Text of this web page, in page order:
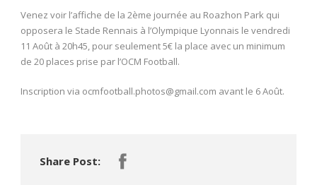
Venez voir l’affiche de la 2ème journée au Roazhon Park qui
opposera le Stade Rennais à l’Olympique Lyonnais le vendredi
11 Août à 20h45, pour seulement 5€ la place avec un minimum
de 20 places prise par l’OCM Football.
Inscription via ocmfootball.photos@gmail.com avant le 6 Août.
Share Post: